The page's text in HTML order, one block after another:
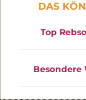
DAS
Top
Besondere